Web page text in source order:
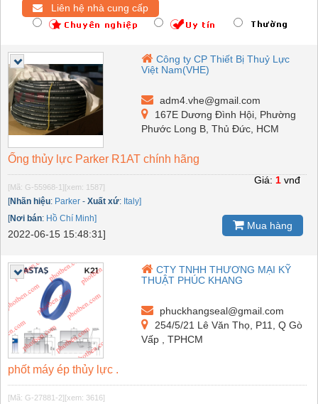
Liên hệ nhà cung cấp
Công ty CP Thiết Bị Thuỷ Lực
Việt Nam(VHE)
adm4.vhe@gmail.com
167E Dương Đình Hội, Phường
Phước Long B, Thủ Đức, HCM
Ống thủy lực Parker R1AT chính hãng
[Mã: G-55968-1][xem: 1587]
[Nhãn hiệu: Parker - Xuất xứ: Italy]
[Nơi bán: Hồ Chí Minh]
2022-06-15 15:48:31]
Giá: 1 vnđ
Mua hàng
CTY TNHH THƯƠNG MẠI KỸ
THUẬT PHÚC KHANG
phuckhangseal@gmail.com
254/5/21 Lê Văn Thọ, P11, Q Gò
Vấp , TPHCM
phốt máy ép thủy lực .
[Mã: G-27881-2][xem: 3616]